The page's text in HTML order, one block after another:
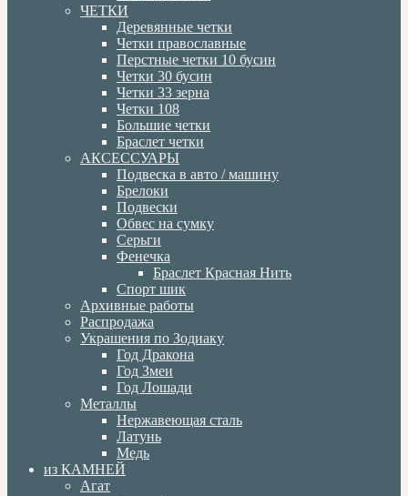
ЧЕТКИ
Деревянные четки
Четки православные
Перстные четки 10 бусин
Четки 30 бусин
Четки 33 зерна
Четки 108
Большие четки
Браслет четки
АКСЕССУАРЫ
Подвеска в авто / машину
Брелоки
Подвески
Обвес на сумку
Серьги
Фенечка
Браслет Красная Нить
Спорт шик
Архивные работы
Распродажа
Украшения по Зодиаку
Год Дракона
Год Змеи
Год Лошади
Металлы
Нержавеющая сталь
Латунь
Медь
из КАМНЕЙ
Агат